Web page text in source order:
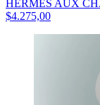
HERMES AUX
$4.275,00